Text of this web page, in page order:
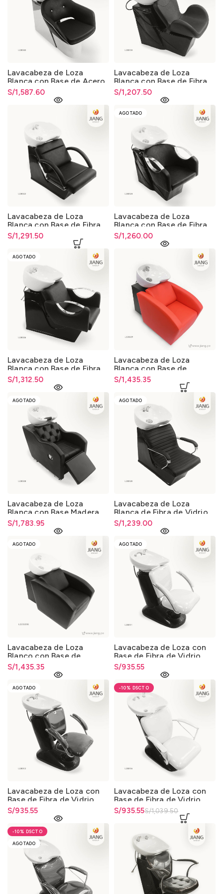
Lavacabeza de Loza
Blanca con Base de Acero
013
S/1,587.60
Lavacabeza de Loza
Blanca con Base de Fibra
de Vidrio 013
S/1,207.50
Lavacabeza de Loza
Blanca con Base de Fibra
de Vidrio 013
S/1,291.50
AGOTADO
Lavacabeza de Loza
Blanca con Base de Fibra
de Vidrio 013
S/1,260.00
AGOTADO
Lavacabeza de Loza
Blanca con Base de Fibra
de Vidrio 013
S/1,312.50
Lavacabeza de Loza
Blanca con Base de
Madera 013
S/1,435.35
AGOTADO
Lavacabeza de Loza
Blanca con Base Madera
013
S/1,783.95
AGOTADO
Lavacabeza de Loza
Blanca de Fibra de Vidrio
013
S/1,239.00
AGOTADO
Lavacabeza de Loza
Blanco con Base de
Madera 013
S/1,435.35
AGOTADO
Lavacabeza de Loza con
Base de Fibra de Vidrio
0325
S/935.55
AGOTADO
Lavacabeza de Loza con
Base de Fibra de Vidrio
0325
S/935.55
-10%
Lavacabeza de Loza con
Base de Fibra de Vidrio
0325
S/1,039.50
El precio original era:
S/935.55
El precio actual es: S/935.55.
-10%
AGOTADO